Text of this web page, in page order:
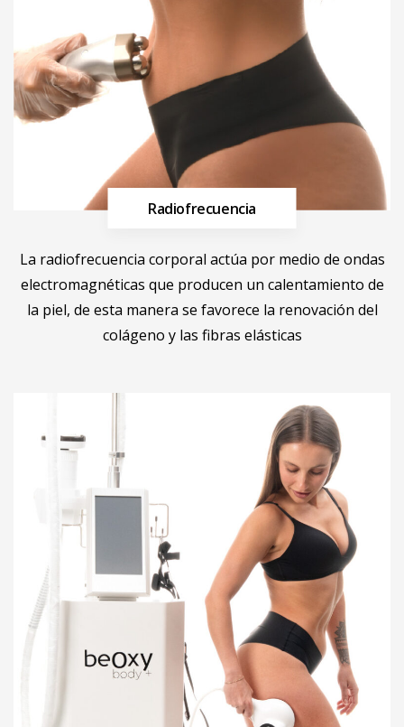
Radiofrecuencia
La radiofrecuencia corporal actúa por medio de ondas
electromagnéticas que producen un calentamiento de
la piel, de esta manera se favorece la renovación del
colágeno y las fibras elásticas